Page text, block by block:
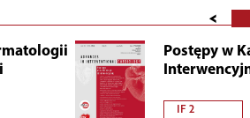
<
Postępy w
IF 2